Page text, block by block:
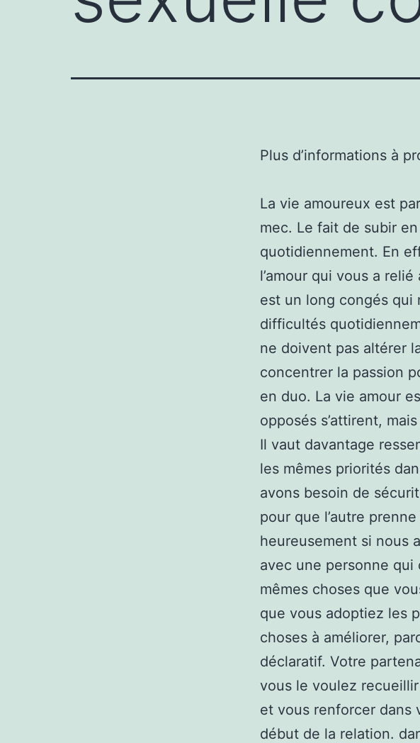
Plus d’informations à
La vie amoureux est
mec. Le fait de subir
quotidiennement. En
l’amour qui vous a
est un long congés qui
difficultés
ne doivent pas altérer
concentrer la passion
en duo. La vie amour
opposés s’attirent,
Il vaut davantage
les mêmes priorités
avons besoin de
pour que l’autre
heureusement si nous
avec une personne
mêmes choses que
que vous adoptiez les
choses à améliorer,
déclaratif. Votre
vous le voulez
et vous renforcer dans
début de la relation.